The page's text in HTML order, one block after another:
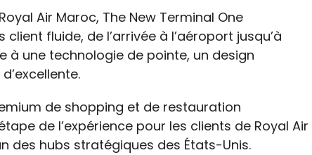
Air Maroc, The New Terminal One
fluide, de l’arrivée à l’aéroport jusqu’à
à une technologie de pointe, un design
de shopping et de restauration
de l’expérience pour les clients de Royal Air
des hubs stratégiques des États-Unis.